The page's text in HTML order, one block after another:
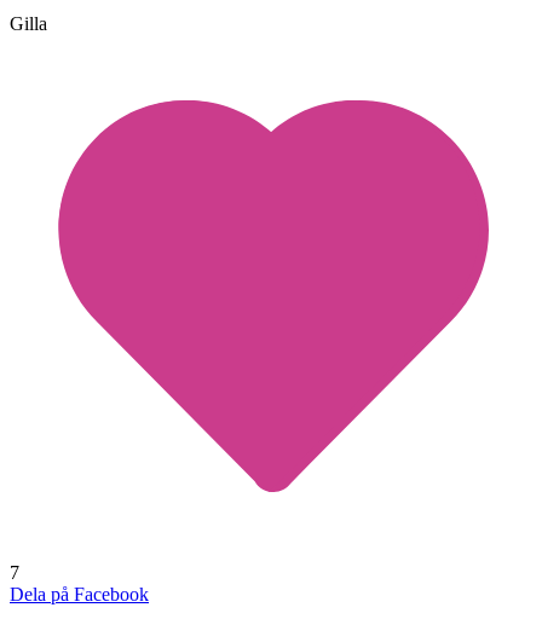
Gilla
7
Dela på Facebook